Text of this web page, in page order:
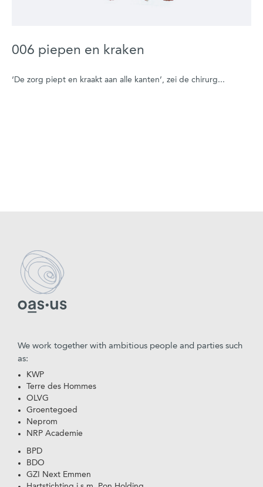
006 piepen en kraken
‘De zorg piept en kraakt aan alle kanten’, zei de chirurg...
We work together with ambitious people and parties such
as:
KWP
Terre des Hommes
OLVG
Groentegoed
Neprom
NRP Academie
BPD
BDO
GZI Next Emmen